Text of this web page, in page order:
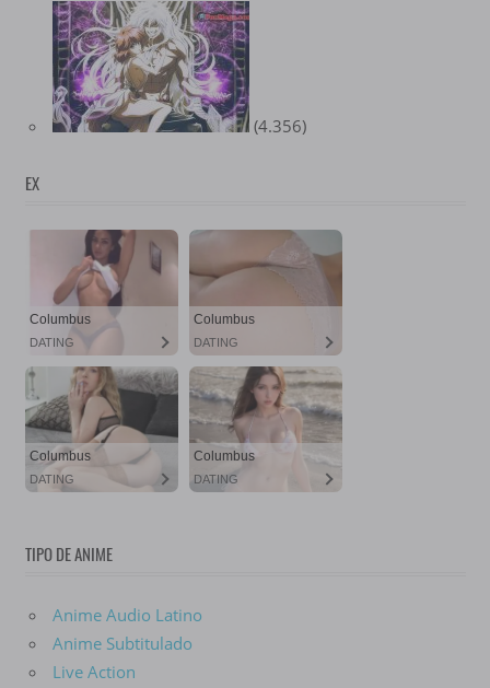
(4.356)
EX
TIPO DE ANIME
Anime Audio Latino
Anime Subtitulado
Live Action